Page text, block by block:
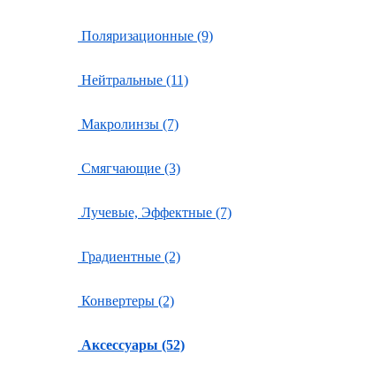
Поляризационные (9)
Нейтральные (11)
Макролинзы (7)
Смягчающие (3)
Лучевые, Эффектные (7)
Градиентные (2)
Конвертеры (2)
Аксессуары (52)